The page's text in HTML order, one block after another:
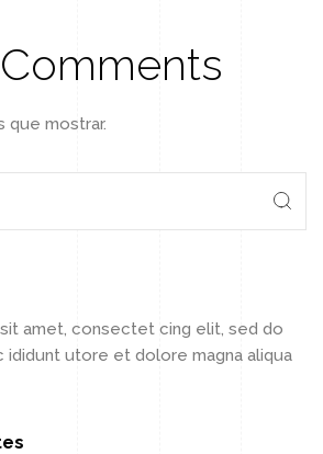
que mostrar.
amet, consectet cing elit, sed do
ididunt utore et dolore magna aliqua